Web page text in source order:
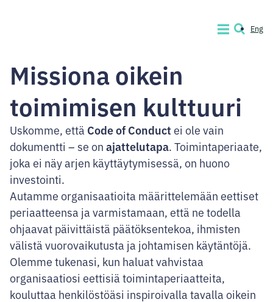
of
Conduct
Company
VALIKKOHAKUEng
Missiona oikein
toimimisen kulttuuri
Uskomme, että Code of Conduct ei ole vain
dokumentti – se on ajattelutapa. Toimintaperiaate,
joka ei näy arjen käyttäytymisessä, on huono
investointi.
Autamme organisaatioita määrittelemään eettiset
periaatteensa ja varmistamaan, että ne todella
ohjaavat päivittäistä päätöksentekoa, ihmisten
välistä vuorovaikutusta ja johtamisen käytäntöjä.
Olemme tukenasi, kun haluat vahvistaa
organisaatiosi eettisiä toimintaperiaatteita,
kouluttaa henkilöstöäsi inspiroivalla tavalla oikein